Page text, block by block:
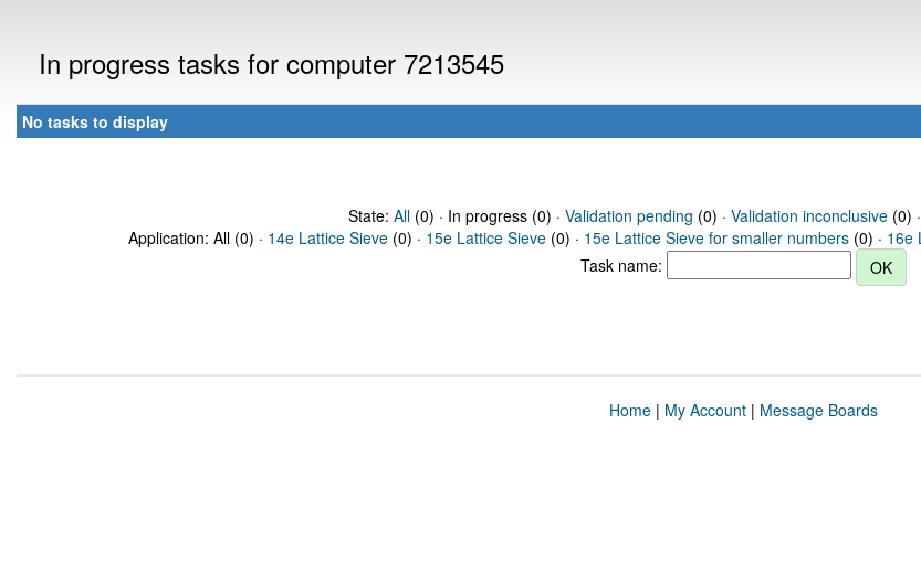
In progress tasks for computer 7213545
No tasks to display
State: All(0) · In progress (0) · Validation pending (0) · Validation inconclusive(0) ·
Application: All (0) · 14e Lattice Sieve (0) · 15e Lattice Sieve (0) · 15e Lattice Sieve for smaller numbers (0) · 16e
Task name:
Home| My Account| Message Boards